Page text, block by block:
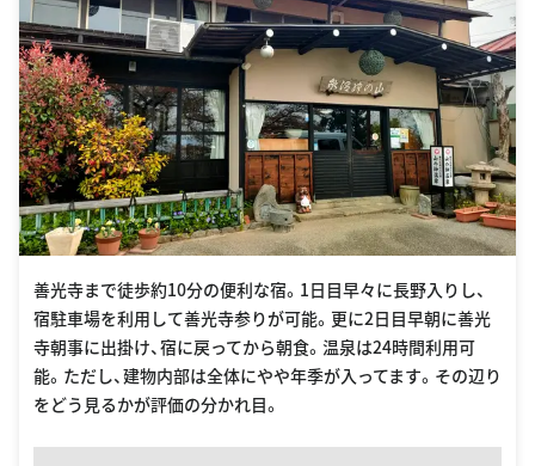
善光寺まで徒歩約10分の便利な宿。1日目早々に長野入りし、
宿駐車場を利用して善光寺参りが可能。更に2日目早朝に善光
寺朝事に出掛け、宿に戻ってから朝食。温泉は24時間利用可
能。ただし、建物内部は全体にやや年季が入ってます。その辺り
をどう見るかが評価の分かれ目。